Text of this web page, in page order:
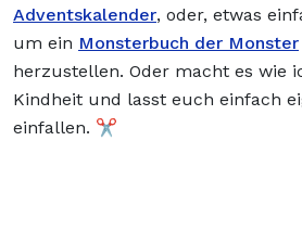
Adventskalender, oder, etwas
um ein Monsterbuch der Monster
herzustellen. Oder macht es wie
Kindheit und lasst euch einfach
einfallen. ✂️